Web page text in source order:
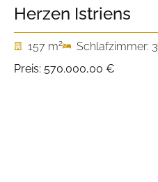
Herzen Istriens
157 m2 Schlafzimmer: 3
Preis: 570.000,00 €